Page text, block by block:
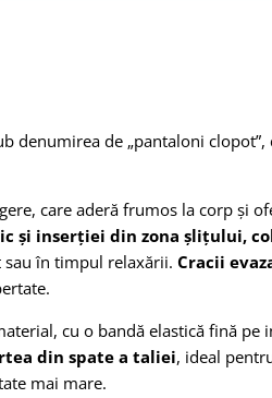
denumirea de „pantaloni
care aderă frumos la corp și
și inserției din zona șlițului,
în timpul relaxării. Cracii
cu o bandă elastică fină
din spate a taliei, ideal
mai mare.